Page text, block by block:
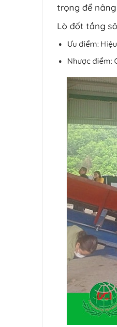
trọng để
Lò đốt tầng
Ưu điểm:
Nhược điểm: